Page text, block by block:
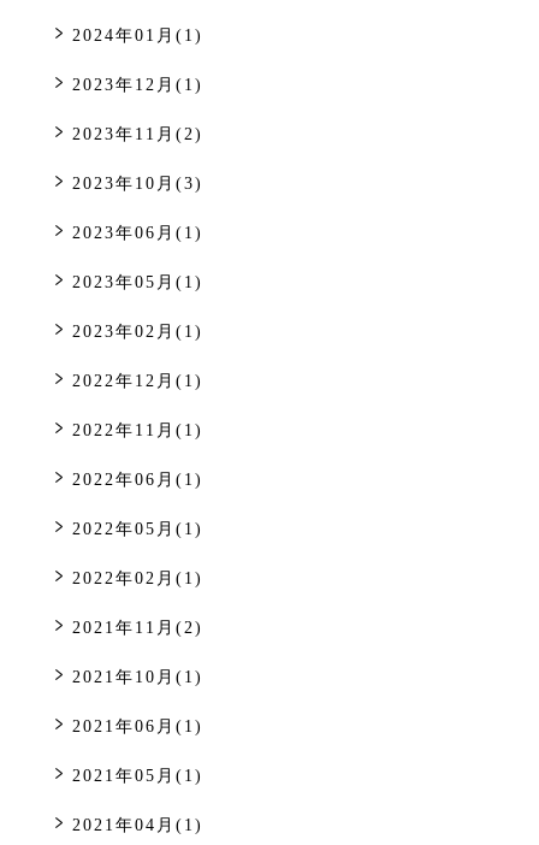
2024年01月(1)
2023年12月(1)
2023年11月(2)
2023年10月(3)
2023年06月(1)
2023年05月(1)
2023年02月(1)
2022年12月(1)
2022年11月(1)
2022年06月(1)
2022年05月(1)
2022年02月(1)
2021年11月(2)
2021年10月(1)
2021年06月(1)
2021年05月(1)
2021年04月(1)